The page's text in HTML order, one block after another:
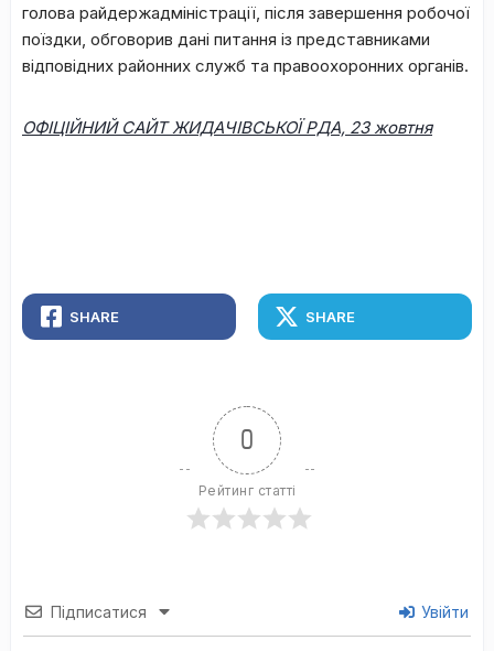
голова райдержадміністрації, після завершення робочої
поїздки, обговорив дані питання із представниками
відповідних районних служб та правоохоронних органів.
ОФІЦІЙНИЙ САЙТ ЖИДАЧІВСЬКОЇ РДА, 23 жовтня
SHARE SHARE
0
Рейтинг статті
Підписатися Увійти